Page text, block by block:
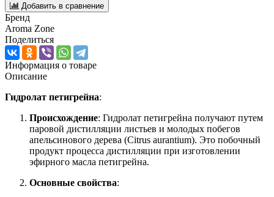
Добавить в сравнение
Бренд
Aroma Zone
Поделиться
Информация о товаре
Описание
Гидролат петигрейна:
Происхождение: Гидролат петигрейна получают путем
паровой дистилляции листьев и молодых побегов
апельсинового дерева (Citrus aurantium). Это побочный
продукт процесса дистилляции при изготовлении
эфирного масла петигрейна.
Основные свойства: